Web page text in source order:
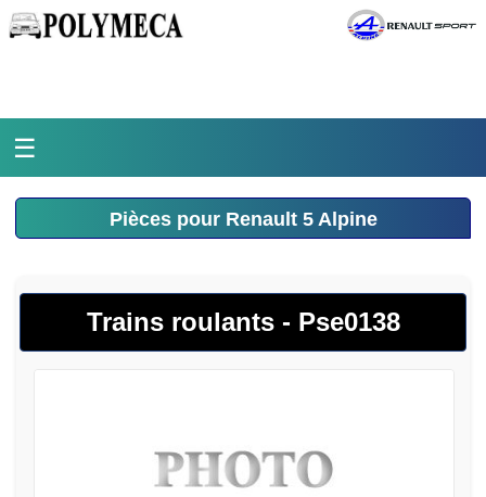
☰
Accueil
La médiathèque
L'histoire
Pièces pour Renault 5 Alpine
Trains roulants - Pse0138